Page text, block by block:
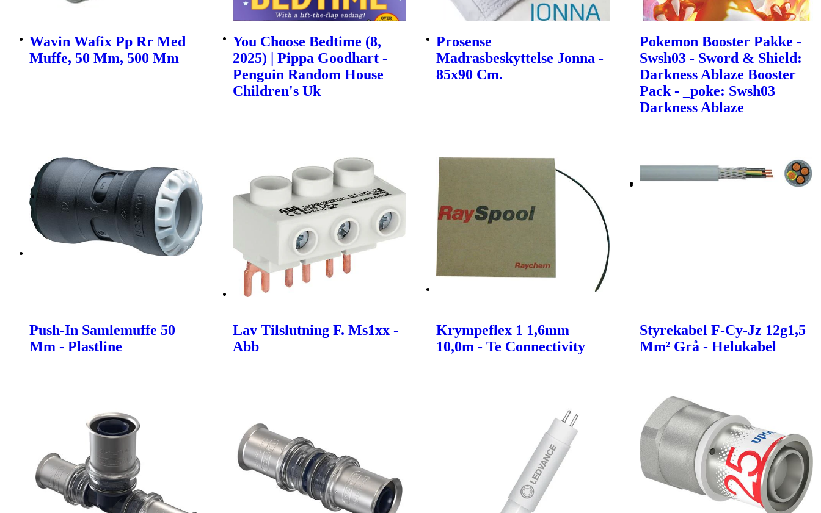
Wavin Wafix Pp Rr Med
Muffe, 50 Mm, 500 Mm
You Choose Bedtime (8,
2025) | Pippa Goodhart -
Penguin Random House
Children's Uk
Prosense
Madrasbeskyttelse Jonna -
85x90 Cm.
Pokemon Booster Pakke -
Swsh03 - Sword & Shield:
Darkness Ablaze Booster
Pack - _poke: Swsh03
Darkness Ablaze
Push-In Samlemuffe 50
Mm - Plastline
Lav Tilslutning F. Ms1xx -
Abb
Krympeflex 1 1,6mm
10,0m - Te Connectivity
Styrekabel F-Cy-Jz 12g1,5
Mm² Grå - Helukabel